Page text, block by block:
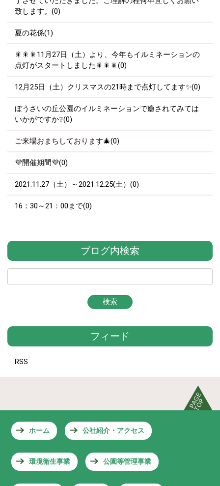
致します。(0)
夏の花係(1)
🎇🎇🎇11月27日（土）より、今年もイルミネーションの
点灯がスタートしました🎇🎇🎇(0)
12月25日（土）クリスマスの21時まで点灯してます✨(0)
ぼうさいの丘公園のイルミネーションで癒されてみては
いかがですか❔(0)
ご来場おまちしております🎄(0)
💜開催期間💜(0)
2021.11.27（土）～2021.12.25(土）(0)
16：30～21：00まで(0)
ブログ内検索
フィード
RSS
ホーム 公社紹介・アクセス
環境衛生事業 公園等管理事業